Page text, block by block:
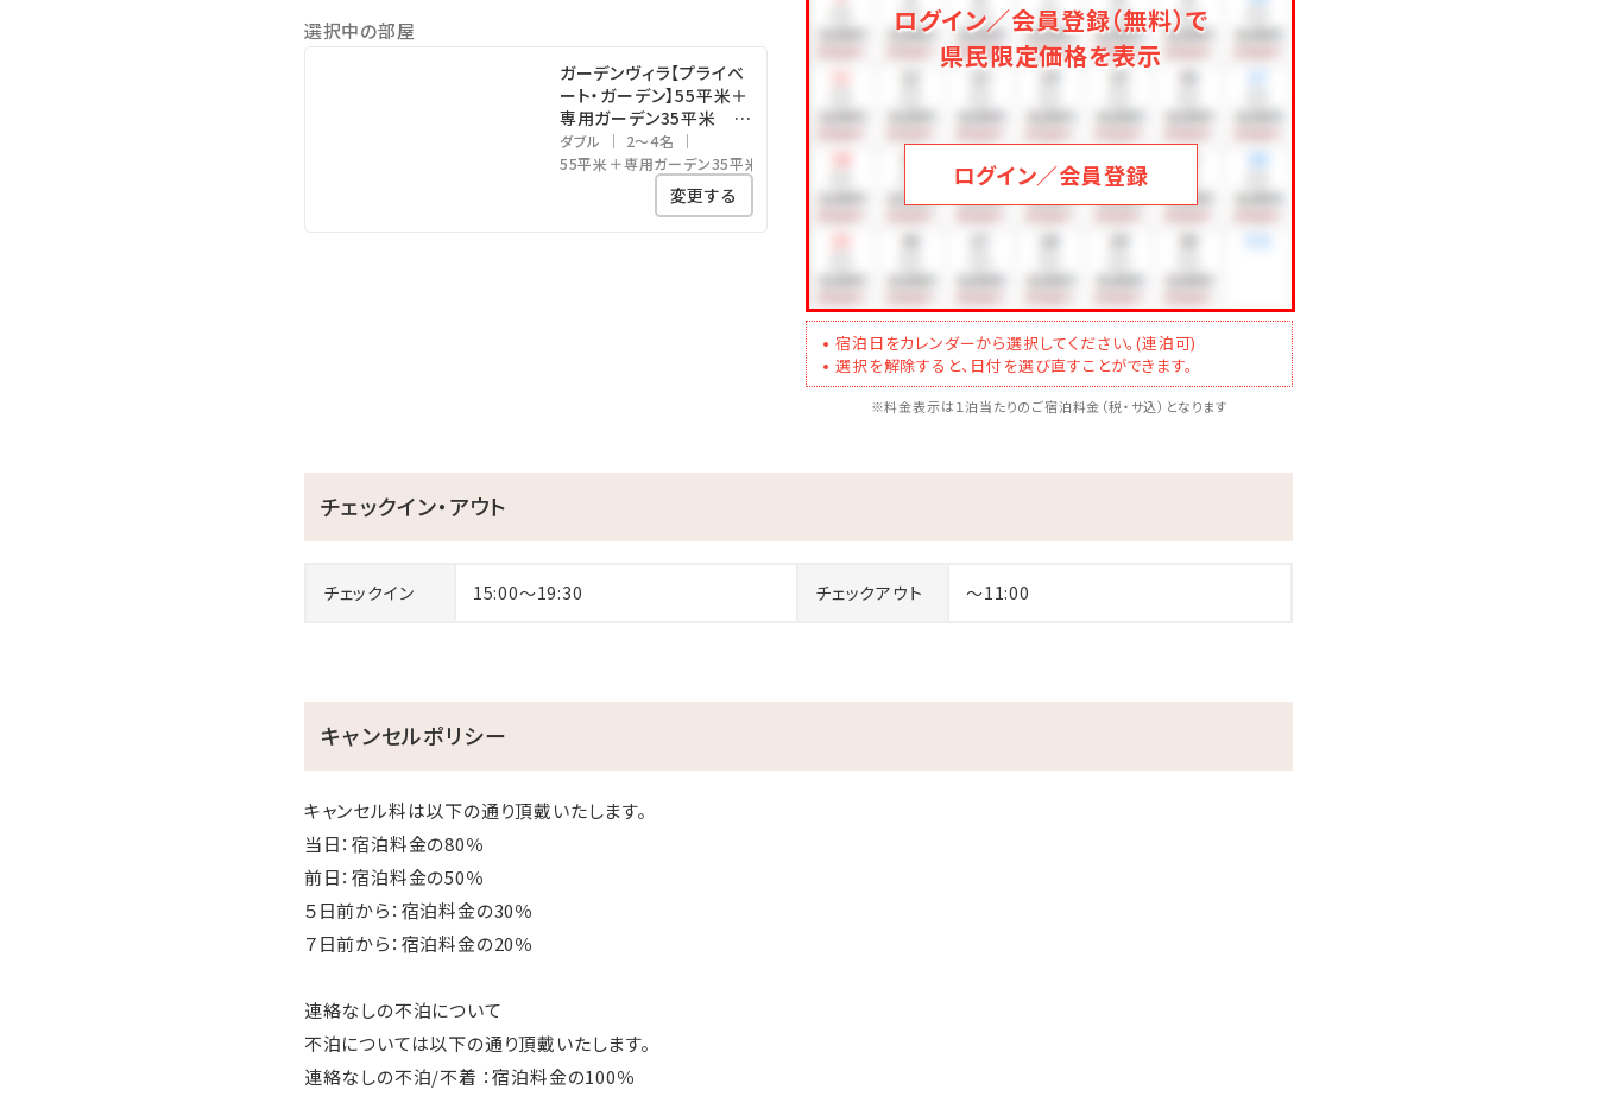
○屋外インフィニティプール 4月～10月末までOPEN
目の前に広がる美ら海に心躍るオーシャンビュープール
プールサイドには、ゆったりくつろげる「ジャグジー」をご用意。
※チェックアウト日の14：00までご利用いただけます
〇カラオケルーム 〈最大定員10名〉（11:00～23:00）Last entry～22:00
広々個室で、大人数で盛り上がってもOK！宴会の二次会などにもお気軽にご利用ください
選択中の部屋
ガーデンヴィラ【プライベ
ート・ガーデン】55平米＋
専用ガーデン35平米 キ
ングベッドルーム
ダブル
2～4名
55平米＋専用ガーデン35平米
変更する
ログイン／会員登録（無料）で
県民限定価格を表示
ログイン／会員登録
宿泊日をカレンダーから選択してください。(連泊可)
選択を解除すると、日付を選び直すことができます。
※料金表示は１泊当たりのご宿泊料金（税・サ込）となります
チェックイン・アウト
チェックイン 15:00～19:30 チェックアウト ～11:00
キャンセルポリシー
キャンセル料は以下の通り頂戴いたします。
当日：宿泊料金の80％
前日：宿泊料金の50％
５日前から：宿泊料金の30％
７日前から：宿泊料金の20％
連絡なしの不泊について
不泊については以下の通り頂戴いたします。
連絡なしの不泊/不着 ：宿泊料金の100％